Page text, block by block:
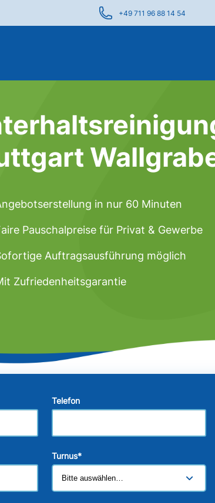
+49 711 96 88 14 54
in nur 60 Minuten
Pauschalpreise für Privat & Gewerbe
Auftragsausführung möglich
Zufriedenheitsgarantie
Telefon
Turnus*